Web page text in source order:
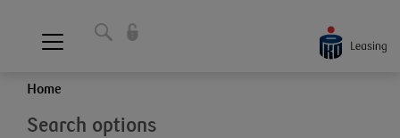
Home
Search options